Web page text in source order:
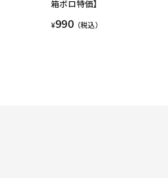
箱ボロ特価】
¥990（税込）